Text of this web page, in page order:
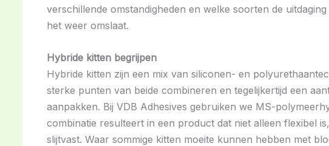
verschillende omstandigheden en welke soorten de
het weer omslaat.
Hybride kitten begrijpen
Hybride kitten zijn een mix van siliconen- en
sterke punten van beide combineren en tegelijkertijd een
aanpakken. Bij VDB Adhesives gebruiken we MS-
combinatie resulteert in een product dat niet alleen flexibel
slijtvast. Waar sommige kitten moeite kunnen hebben met